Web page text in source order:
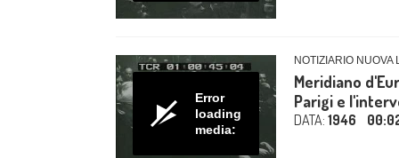
Error
loading
media:
NOTIZIARIO NUOVA
Meridiano
Parigi e
DATA: 1946